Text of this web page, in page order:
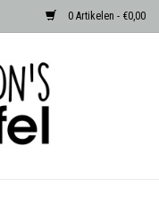
0 Artikelen - €0,00